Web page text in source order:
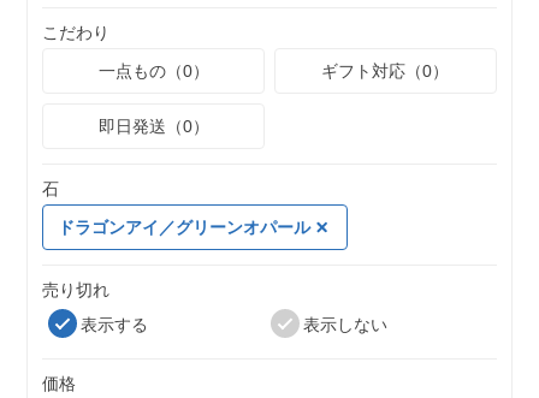
こだわり
一点もの（0）
ギフト対応（0）
即日発送（0）
石
ドラゴンアイ／グリーンオパール
売り切れ
表示する
表示しない
価格